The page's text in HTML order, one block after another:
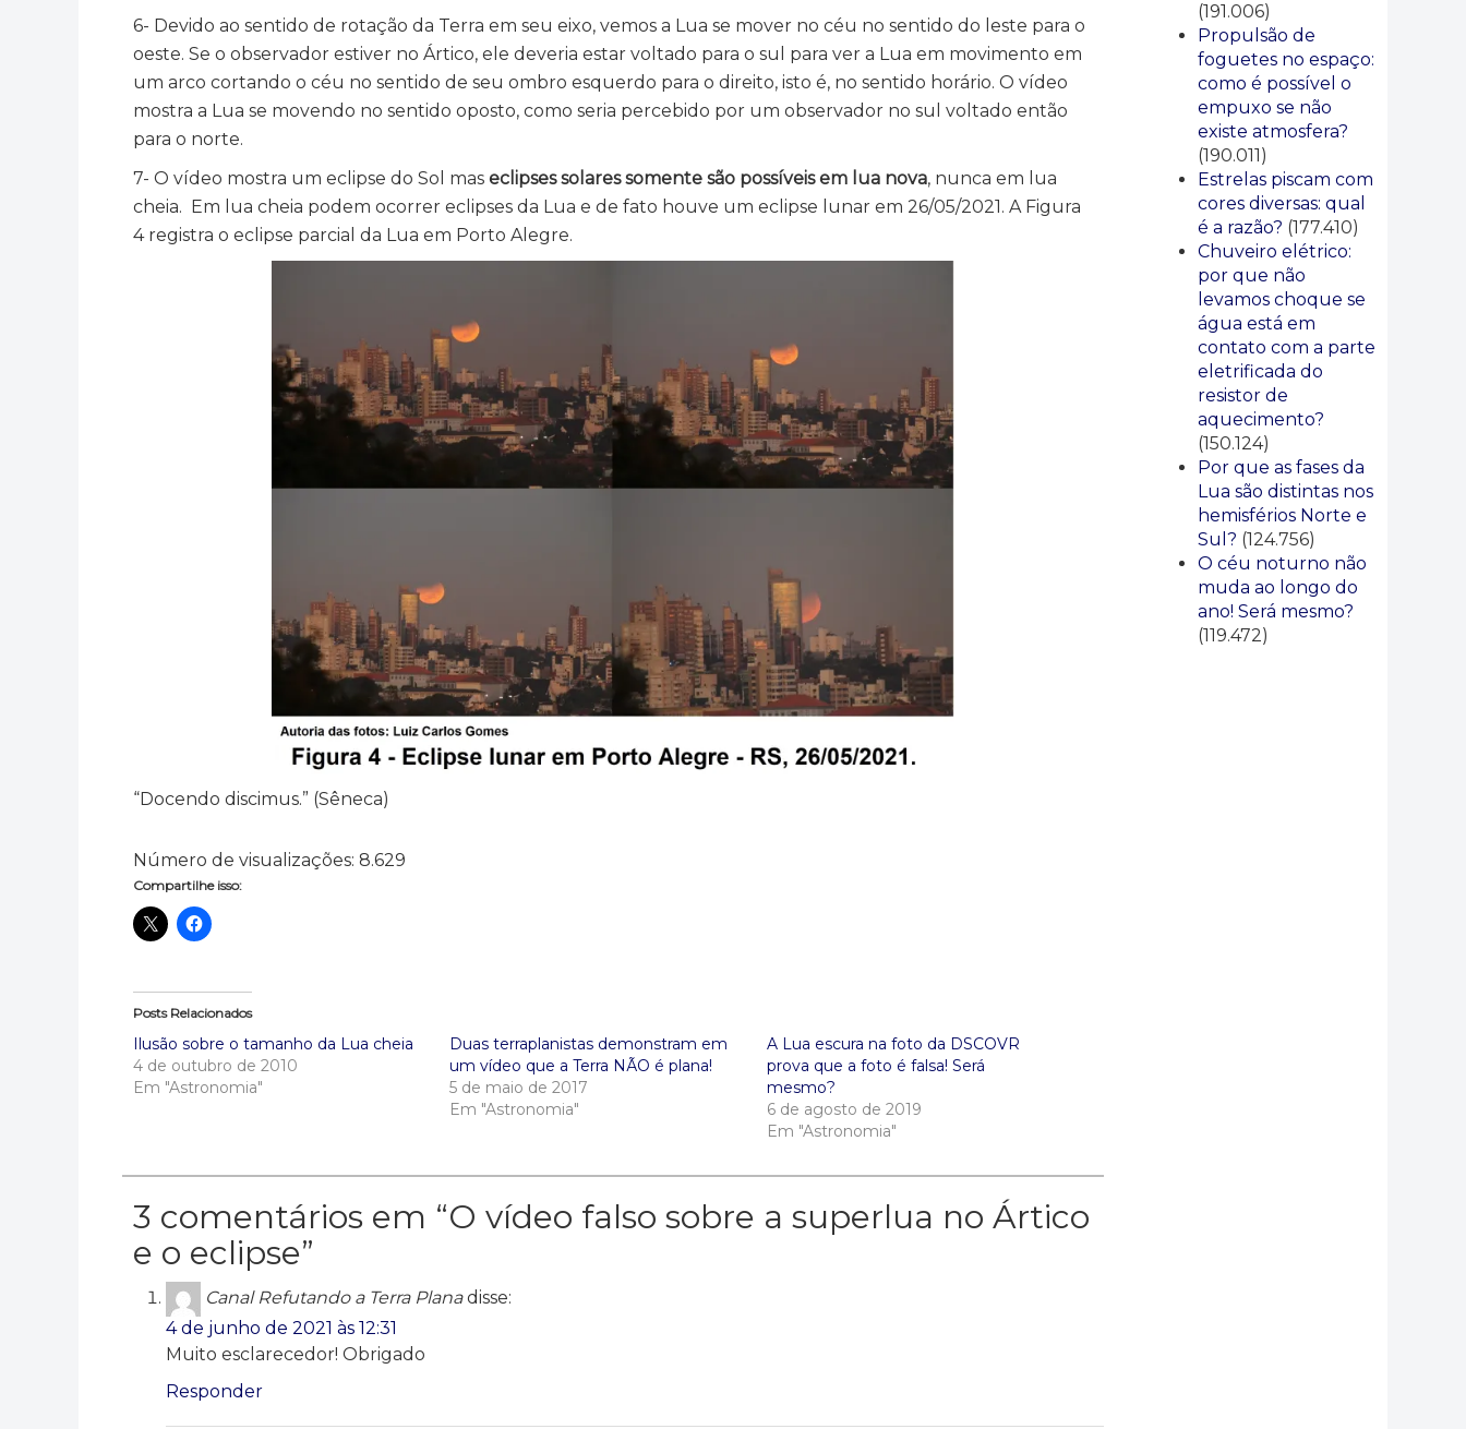
6- Devido ao sentido de rotação da Terra em seu eixo, vemos a Lua se mover no céu no sentido do leste para o
oeste. Se o observador estiver no Ártico, ele deveria estar voltado para o sul para ver a Lua em movimento em
um arco cortando o céu no sentido de seu ombro esquerdo para o direito, isto é, no sentido horário. O vídeo
mostra a Lua se movendo no sentido oposto, como seria percebido por um observador no sul voltado então
para o norte.
7- O vídeo mostra um eclipse do Sol mas eclipses solares somente são possíveis em lua nova, nunca em lua
cheia. Em lua cheia podem ocorrer eclipses da Lua e de fato houve um eclipse lunar em 26/05/2021. A Figura
4 registra o eclipse parcial da Lua em Porto Alegre.
“Docendo discimus.” (Sêneca)
Número de visualizações: 8.629
Compartilhe isso:
Posts Relacionados
Ilusão sobre o tamanho da Lua cheia
4 de outubro de 2010
Em "Astronomia"
Duas terraplanistas demonstram em
um vídeo que a Terra NÃO é plana!
5 de maio de 2017
Em "Astronomia"
A Lua escura na foto da DSCOVR
prova que a foto é falsa! Será
mesmo?
6 de agosto de 2019
Em "Astronomia"
3 comentários em “O vídeo falso sobre a superlua no Ártico
e o eclipse”
Canal Refutando a Terra Plana disse:
4 de junho de 2021 às 12:31
Muito esclarecedor! Obrigado
Responder
(191.006)
Propulsão de
foguetes no espaço:
como é possível o
empuxo se não
existe atmosfera?
(190.011)
Estrelas piscam com
cores diversas: qual
é a razão? (177.410)
Chuveiro elétrico:
por que não
levamos choque se
água está em
contato com a parte
eletrificada do
resistor de
aquecimento?
(150.124)
Por que as fases da
Lua são distintas nos
hemisférios Norte e
Sul? (124.756)
O céu noturno não
muda ao longo do
ano! Será mesmo?
(119.472)